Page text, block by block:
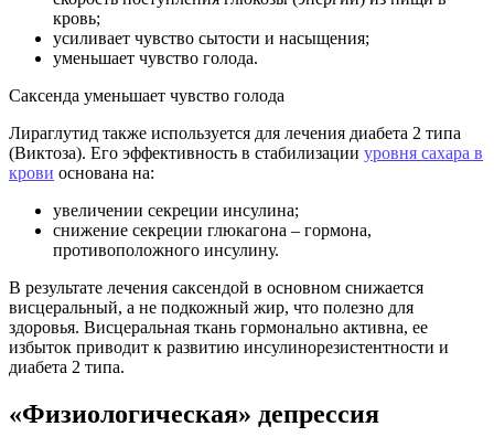
кровь;
усиливает чувство сытости и насыщения;
уменьшает чувство голода.
Саксенда уменьшает чувство голода
Лираглутид также используется для лечения диабета 2 типа
(Виктоза). Его эффективность в стабилизации уровня сахара в
крови основана на:
увеличении секреции инсулина;
снижение секреции глюкагона – гормона,
противоположного инсулину.
В результате лечения саксендой в основном снижается
висцеральный, а не подкожный жир, что полезно для
здоровья. Висцеральная ткань гормонально активна, ее
избыток приводит к развитию инсулинорезистентности и
диабета 2 типа.
«Физиологическая» депрессия